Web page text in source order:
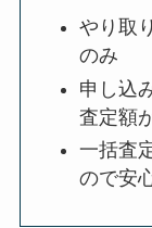
やり取
のみ
申し込
査定額
一括査
ので安